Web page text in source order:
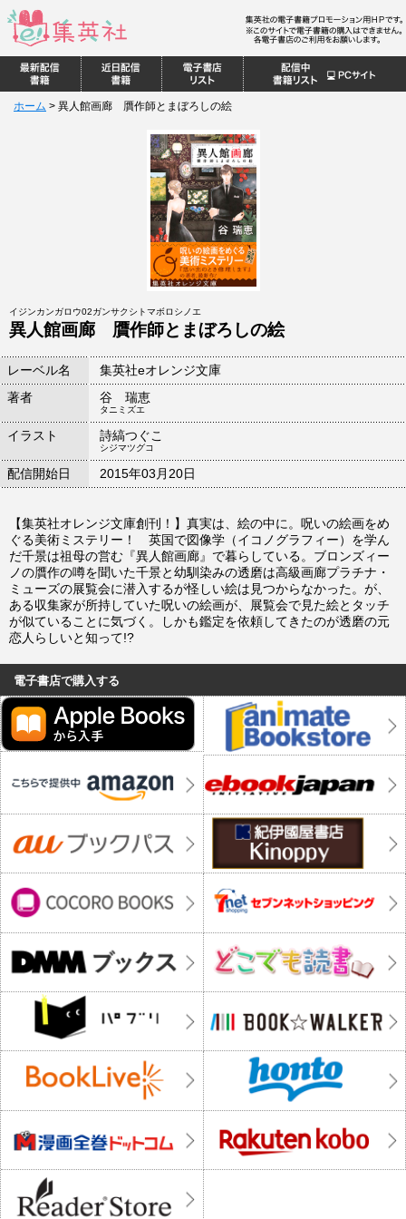
ホーム > 異人館画廊 贋作師とまぼろしの絵
イジンカンガロウ02ガンサクシトマボロシノエ
異人館画廊 贋作師とまぼろしの絵
レーベル名
集英社eオレンジ文庫
著者
谷 瑞恵
タニミズエ
イラスト 詩縞つぐこ
シジマツグコ
配信開始日 2015年03月20日
【集英社オレンジ文庫創刊！】真実は、絵の中に。呪いの絵画をめ
ぐる美術ミステリー！ 英国で図像学（イコノグラフィー）を学ん
だ千景は祖母の営む『異人館画廊』で暮らしている。ブロンズィー
ノの贋作の噂を聞いた千景と幼馴染みの透磨は高級画廊プラチナ・
ミューズの展覧会に潜入するが怪しい絵は見つからなかった。が、
ある収集家が所持していた呪いの絵画が、展覧会で見た絵とタッチ
が似ていることに気づく。しかも鑑定を依頼してきたのが透磨の元
恋人らしいと知って!?
電子書店で購入する